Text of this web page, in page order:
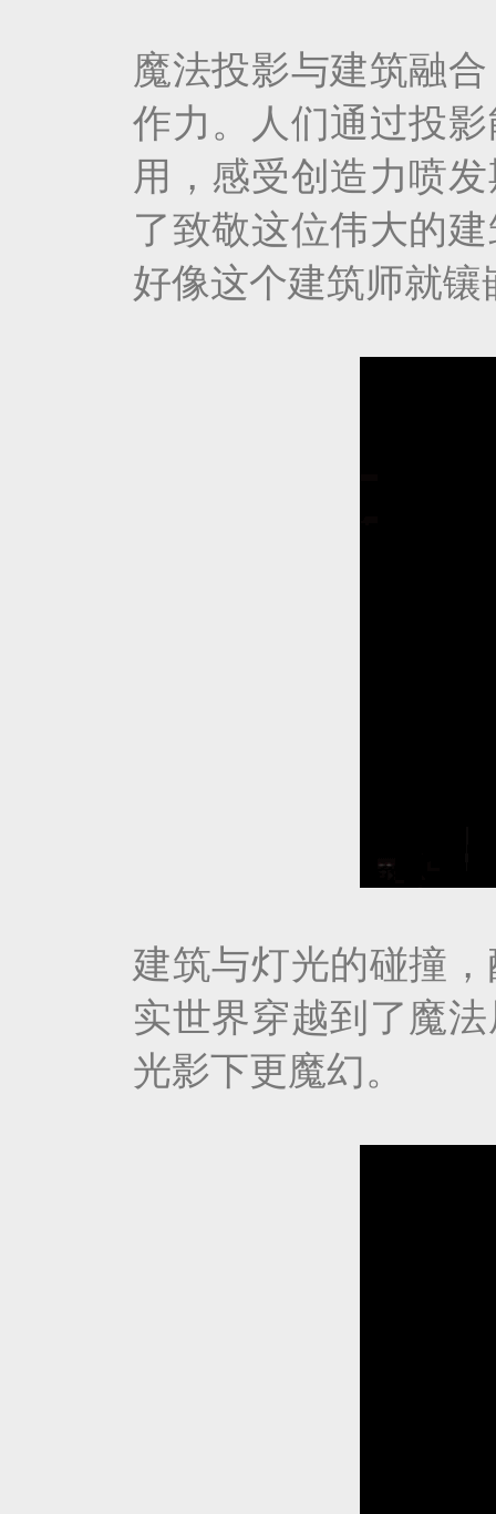
魔法投影与建筑融
作力。人们通过投
用，感受创造力喷
了致敬这位伟大的
好像这个建筑师就
建筑与灯光的碰撞
实世界穿越到了魔
光影下更魔幻。